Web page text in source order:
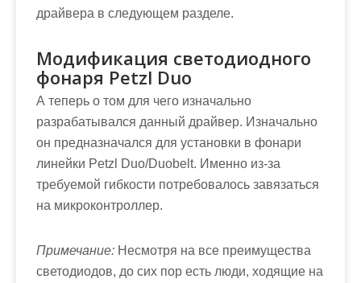
драйвера в следующем разделе.
Модификация светодиодного
фонаря Petzl Duo
А теперь о том для чего изначально
разрабатывался данный драйвер. Изначально
он предназначался для установки в фонари
линейки Petzl Duo/Duobelt. Именно из-за
требуемой гибкости потребовалось завязаться
на микроконтроллер.
Примечание: Несмотря на все преимущества
светодиодов, до сих пор есть люди, ходящие на